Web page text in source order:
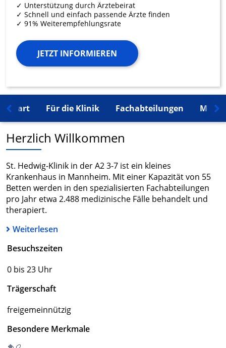
✓ Unterstützung durch Ärztebeirat
✓ Schnell und einfach passende Ärzte finden
✓ 91% Weiterempfehlungsrate
JETZT INFORMIEREN
Start Für die Klinik Fachabteilungen Mehr
Herzlich Willkommen
St. Hedwig-Klinik in der A2 3-7 ist ein kleines
Krankenhaus in Mannheim. Mit einer Kapazität von 55
Betten werden in den spezialisierten Fachabteilungen
pro Jahr etwa 2.488 medizinische Fälle behandelt und
therapiert.
Weiterlesen
Besuchszeiten
0 bis 23 Uhr
Trägerschaft
freigemeinnützig
Besondere Merkmale